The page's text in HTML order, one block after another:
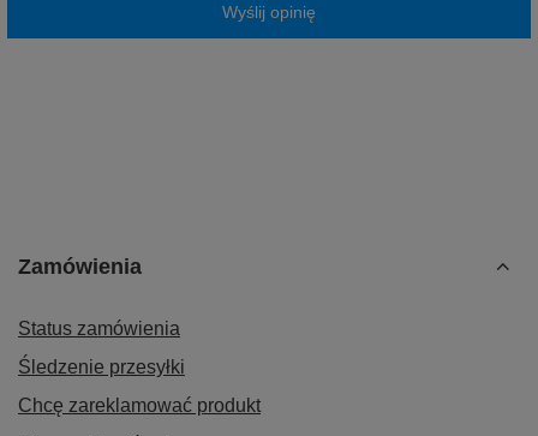
Wyślij opinię
Zamówienia
Status zamówienia
Śledzenie przesyłki
Chcę zareklamować produkt